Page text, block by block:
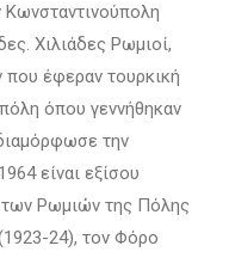
Κωνσταντινούπολη
Χιλιάδες Ρωμιοί,
που έφεραν τουρκική
όπου γεννήθηκαν
την
είναι εξίσου
των Ρωμιών της Πόλης
24), τον Φόρο